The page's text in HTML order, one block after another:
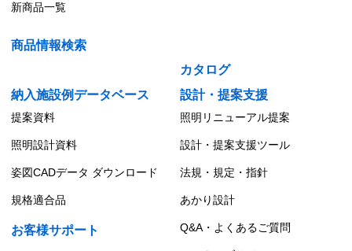
新商品一覧
商品情報検索
カタログ
納入施設例データベース
設計・提案支援
提案資料 照明リニューアル提案
照明設計資料 設計・提案支援ツール
姿図CADデータ ダウンロード 法規・規定・指針
規格適合品 あかり設計
お客様サポート Q&A・よくあるご質問